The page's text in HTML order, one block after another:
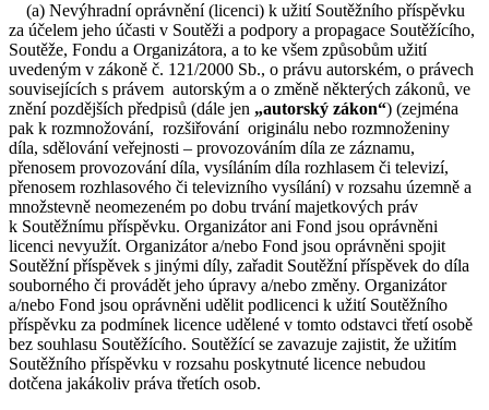
(a) Nevýhradní oprávnění (licenci) k užití Soutěžního příspěvku
za účelem jeho účasti v Soutěži a podpory a propagace Soutěžícího,
Soutěže, Fondu a Organizátora, a to ke všem způsobům užití
uvedeným v zákoně č. 121/2000 Sb., o právu autorském, o právech
souvisejících s právem autorským a o změně některých zákonů, ve
znění pozdějších předpisů (dále jen „autorský zákon“) (zejména
pak k rozmnožování, rozšiřování originálu nebo rozmnoženiny
díla, sdělování veřejnosti – provozováním díla ze záznamu,
přenosem provozování díla, vysíláním díla rozhlasem či televizí,
přenosem rozhlasového či televizního vysílání) v rozsahu územně a
množstevně neomezeném po dobu trvání majetkových práv
k Soutěžnímu příspěvku. Organizátor ani Fond jsou oprávněni
licenci nevyužít. Organizátor a/nebo Fond jsou oprávněni spojit
Soutěžní příspěvek s jinými díly, zařadit Soutěžní příspěvek do díla
souborného či provádět jeho úpravy a/nebo změny. Organizátor
a/nebo Fond jsou oprávněni udělit podlicenci k užití Soutěžního
příspěvku za podmínek licence udělené v tomto odstavci třetí osobě
bez souhlasu Soutěžícího. Soutěžící se zavazuje zajistit, že užitím
Soutěžního příspěvku v rozsahu poskytnuté licence nebudou
dotčena jakákoliv práva třetích osob.